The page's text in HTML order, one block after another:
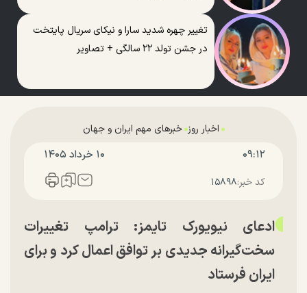
تغییر چهره شدید سارا و نیکای سریال پایتخت
در جشن تولد ۲۲ سالگی + تصاویر
اخبار روز خبرهای مهم ایران و جهان
۰۹:۱۲ ۱۰ خرداد ۱۴۰۵
کد خبر:۱۵۸۹۸
ادعای نیویورک تایمز: ترامپ تغییرات
سخت‌گیرانه جدیدی بر توافق اعمال کرد و برای
ایران فرستاد